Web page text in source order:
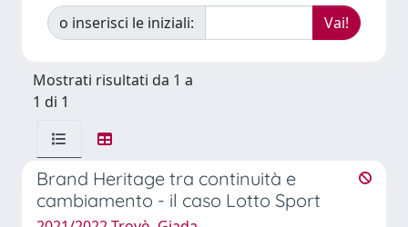
o inserisci le iniziali:
Mostrati risultati da 1 a
1 di 1
Brand Heritage tra continuità e
cambiamento - il caso Lotto Sport